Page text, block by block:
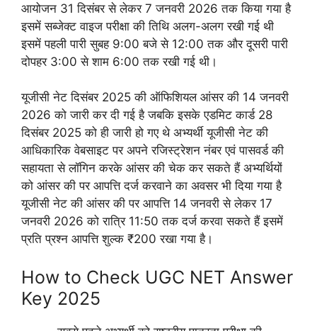
आयोजन 31 दिसंबर से लेकर 7 जनवरी 2026 तक किया गया है
इसमें सब्जेक्ट वाइज परीक्षा की तिथि अलग-अलग रखी गई थी
इसमें पहली पारी सुबह 9:00 बजे से 12:00 तक और दूसरी पारी
दोपहर 3:00 से शाम 6:00 तक रखी गई थी।
यूजीसी नेट दिसंबर 2025 की ऑफिशियल आंसर की 14 जनवरी
2026 को जारी कर दी गई है जबकि इसके एडमिट कार्ड 28
दिसंबर 2025 को ही जारी हो गए थे अभ्यर्थी यूजीसी नेट की
आधिकारिक वेबसाइट पर अपने रजिस्ट्रेशन नंबर एवं पासवर्ड की
सहायता से लॉगिन करके आंसर की चेक कर सकते हैं अभ्यर्थियों
को आंसर की पर आपत्ति दर्ज करवाने का अवसर भी दिया गया है
यूजीसी नेट की आंसर की पर आपत्ति 14 जनवरी से लेकर 17
जनवरी 2026 को रात्रि 11:50 तक दर्ज करवा सकते हैं इसमें
प्रति प्रश्न आपत्ति शुल्क ₹200 रखा गया है।
How to Check UGC NET Answer
Key 2025